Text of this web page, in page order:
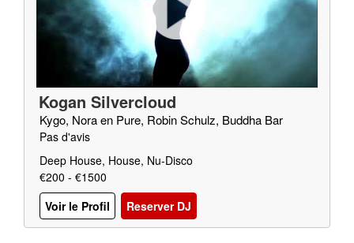
Kogan Silvercloud
Kygo, Nora en Pure, Robin Schulz, Buddha Bar
Pas d'avis
Deep House, House, Nu-Disco
€200 - €1500
Voir le Profil
Reserver DJ